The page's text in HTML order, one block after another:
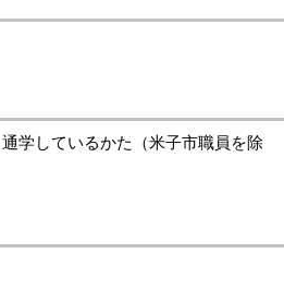
学しているかた（米子市職員を除